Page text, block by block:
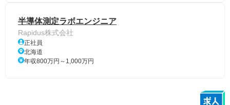
半導体測定ラボエンジニア
Rapidus株式会社
正社員
北海道
年収800万円～1,000万円